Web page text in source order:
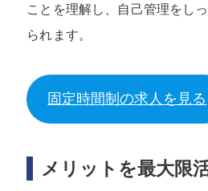
ことを理解し、自己管理をし
られます。
固定時間制の求人を見る
メリットを最大限